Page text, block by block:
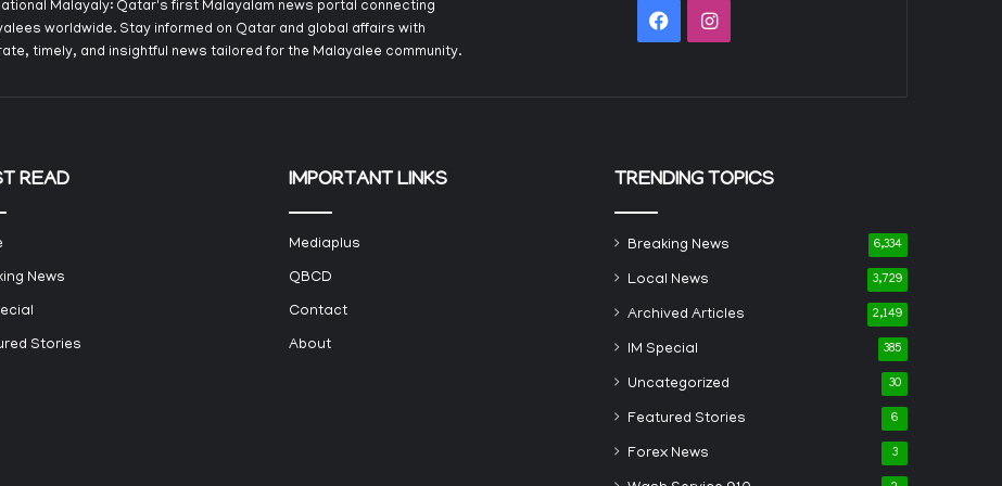
Malayaly: Qatar's first Malayalam news portal connecting
worldwide. Stay informed on Qatar and global affairs with
timely, and insightful news tailored for the Malayalee community.
FacebookInstagram
READ
News
Stories
IMPORTANT LINKS
Mediaplus
QBCD
Contact
About
TRENDING TOPICS
Breaking News 6,334
Local News 3,729
Archived Articles 2,149
IM Special 385
Uncategorized 30
Featured Stories 6
Forex News 3